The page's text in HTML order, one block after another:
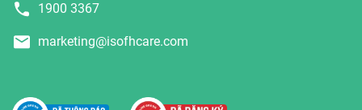
1900 3367
marketing@isofhcare.com